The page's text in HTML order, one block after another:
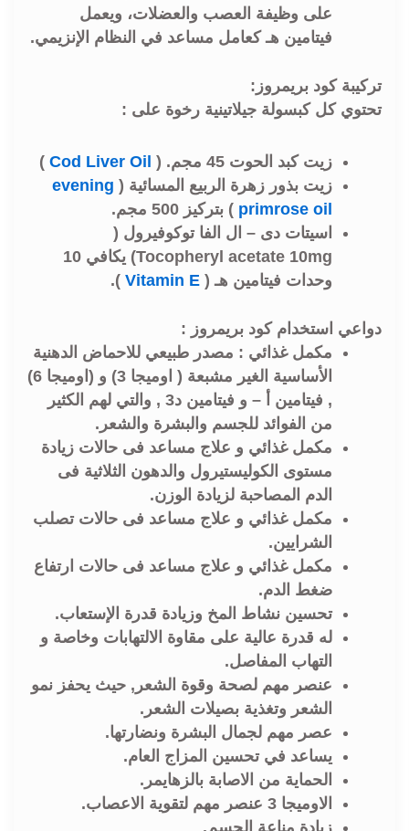
على وظيفة العصب والعضلات، ويعمل
فيتامين هـ كعامل مساعد في النظام الإنزيمي.
تركيبة كود بريمروز:
تحتوي كل كبسولة جيلاتينية رخوة على :
زيت كبد الحوت 45 مجم. ( Cod Liver Oil
)
زيت بذور زهرة الربيع المسائية ( evening
primrose oil ) بتركيز 500 مجم.
اسيتات دى – ال الفا توكوفيرول (
Tocopheryl acetate 10mg) يكافي 10
وحدات فيتامين هـ ( Vitamin E
).
دواعي استخدام كود بريمروز :
مكمل غذائي : مصدر طبيعي للاحماض الدهنية
الأساسية الغير مشبعة ( اوميجا 3) و (اوميجا 6)
, فيتامين أ – و فيتامين د3 , والتي لهم الكثير
من الفوائد للجسم والبشرة والشعر.
مكمل غذائي و علاج مساعد فى حالات زيادة
مستوى الكوليستيرول والدهون الثلاثية فى
الدم المصاحبة لزيادة الوزن.
مكمل غذائي و علاج مساعد فى حالات تصلب
الشرايين.
مكمل غذائي و علاج مساعد فى حالات ارتفاع
ضغط الدم.
تحسين نشاط المخ وزيادة قدرة الإستعاب.
له قدرة عالية على مقاوة الالتهابات وخاصة و
التهاب المفاصل.
عنصر مهم لصحة وقوة الشعر, حيث يحفز نمو
الشعر وتغذية بصيلات الشعر.
عصر مهم لجمال البشرة ونضارتها.
يساعد في تحسين المزاج العام.
الحماية من الاصابة بالزهايمر.
الاوميجا 3 عنصر مهم لتقوية الاعصاب.
زيادة مناعة الجسم.